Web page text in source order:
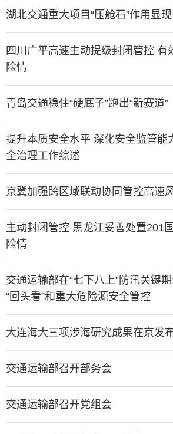
湖北交通重大项目“压舱石”作用显现
四川广平高速主动提级封闭管控 有
险情
青岛交通稳住“硬底子”跑出“新赛道”
提升本质安全水平 深化安全监管
全治理工作综述
京冀加强跨区域联动协同管控高速
主动封闭管控 黑龙江妥善处置201
险情
交通运输部在“七下八上”防汛关键
“回头看”和重大危险源安全管控
大连海大三项涉海研究成果在京发
交通运输部召开部务会
交通运输部召开党组会